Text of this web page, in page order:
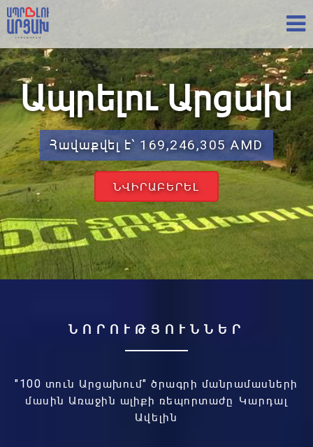
Ապրելու Արցախ
Հավաքվել է՝ 169,246,305 AMD
ՆՎԻՐԱԲԵՐԵԼ
ՆՈՐՈՒԹՅՈՒՆՆԵՐ
"100 տուն Արցախում" ծրագրի մանրամասների
մասին Առաջին ալիքի ռեպորտաժը Կարդալ
Ավելին